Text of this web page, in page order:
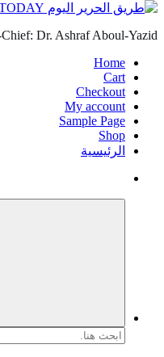
Dr. Ashraf Aboul-Yazid
Home
Cart
Checkout
My account
Sample Page
Shop
الرئيسية
البحث